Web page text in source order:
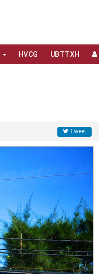
HVCG UBTTXH
Tweet